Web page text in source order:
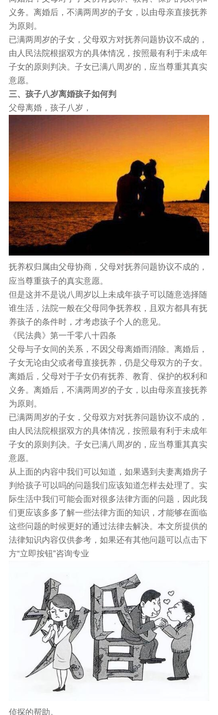
义务。离婚后，不满两周岁的子女，以由母亲直接抚养
为原则。
已满两周岁的子女，父母双方对抚养问题协议不成的，
由人民法院根据双方的具体情况，按照最有利于未成年
子女的原则判决。子女已满八周岁的，应当尊重其真实
意愿。
三、孩子八岁离婚孩子如何判
父母离婚，孩子八岁，
抚养权归属由父母协商，父母对抚养问题协议不成的，
应当尊重孩子的真实意愿。
但是这并不是说八周岁以上未成年孩子可以随意选择随
谁生活，法院一般在父母同争抚养权，且双方都具有抚
养孩子的条件时，才考虑孩子个人的意见。
《民法典》第一千零八十四条
父母与子女间的关系，不因父母离婚而消除。离婚后，
子女无论由父或者母直接抚养，仍是父母双方的子女。
离婚后，父母对于子女仍有抚养、教育、保护的权利和
义务。离婚后，不满两周岁的子女，以由母亲直接抚养
为原则。
已满两周岁的子女，父母双方对抚养问题协议不成的，
由人民法院根据双方的具体情况，按照最有利于未成年
子女的原则判决。子女已满八周岁的，应当尊重其真实
意愿。
从上面的内容中我们可以知道，如果遇到夫妻离婚房子
判给孩子可以吗的问题我们应该知道怎样去处理了。实
际生活中我们可能会面对很多法律方面的问题，因此我
们更应该多多了解一些法律方面的知识，才能够在面临
这些问题的时候更好的通过法律去解决。本文所提供的
法律知识内容仅供参考，如果还有其他问题可以点击下
方“立即按钮”咨询专业
侦探的帮助。